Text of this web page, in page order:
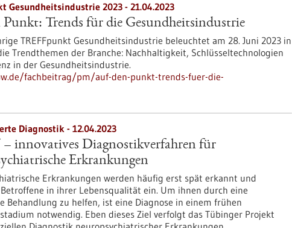
Gesundheitsindustrie 2023 - 21.04.2023
Trends für die Gesundheitsindustrie
TREFFpunkt Gesundheitsindustrie beleuchtet am 28. Juni 2023 in
Trendthemen der Branche: Nachhaltigkeit, Schlüsseltechnologien
in der Gesundheitsindustrie.
fachbeitrag/pm/auf-den-punkt-trends-fuer-die-
Diagnostik - 12.04.2023
innovatives Diagnostikverfahren für
Erkrankungen
Erkrankungen werden häufig erst spät erkannt und
in ihrer Lebensqualität ein. Um ihnen durch eine
Behandlung zu helfen, ist eine Diagnose in einem frühen
notwendig. Eben dieses Ziel verfolgt das Tübinger Projekt